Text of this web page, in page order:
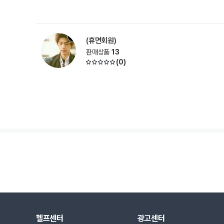
(휴면회원)
판매상품 13
(0)
헬프센터 광고센터